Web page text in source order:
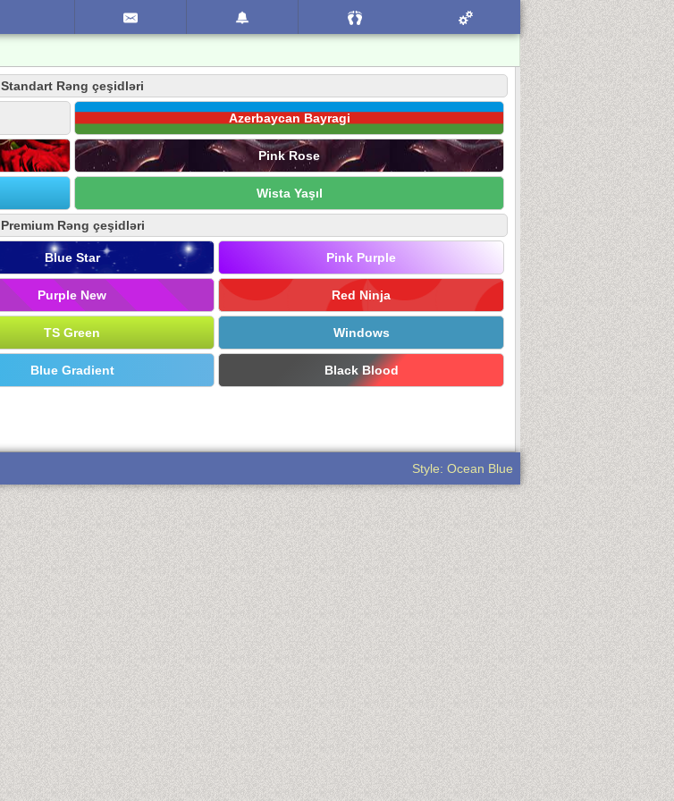
Standart Rəng çeşidləri
Azerbaycan Bayragi
Pink Rose
Wista Yaşıl
Premium Rəng çeşidləri
Blue Star Pink Purple
Purple New Red Ninja
TS Green Windows
Blue Gradient Black Blood
Style: Ocean Blue